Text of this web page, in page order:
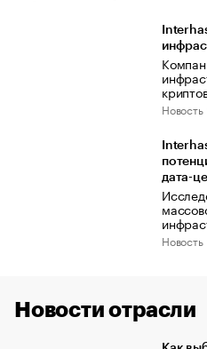
Новость
дата-
Новость
Новости отрасли